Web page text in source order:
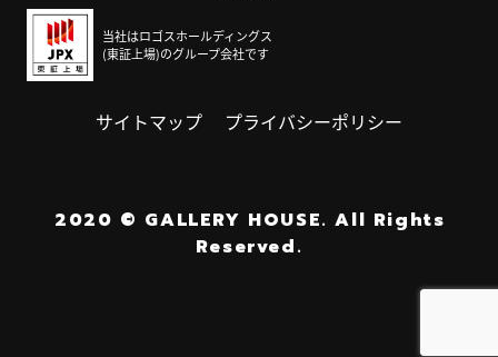
当社はロゴスホールディングス
(東証上場)のグループ会社です
サイトマップ プライバシーポリシー
2020 © GALLERY HOUSE. All Rights
Reserved.